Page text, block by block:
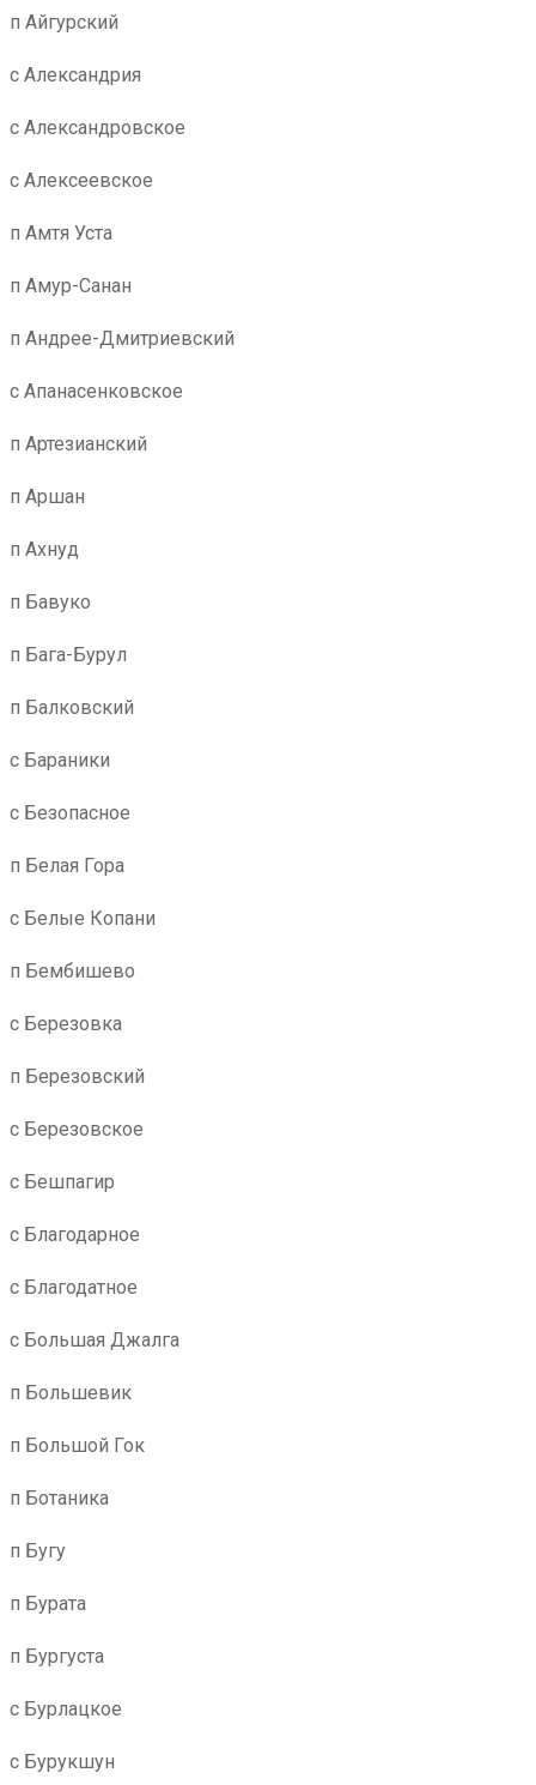
п Айгурский
с Александрия
с Александровское
с Алексеевское
п Амтя Уста
п Амур-Санан
п Андрее-Дмитриевский
с Апанасенковское
п Артезианский
п Аршан
п Ахнуд
п Бавуко
п Бага-Бурул
п Балковский
с Бараники
с Безопасное
п Белая Гора
с Белые Копани
п Бембишево
с Березовка
п Березовский
с Березовское
с Бешпагир
с Благодарное
с Благодатное
с Большая Джалга
п Большевик
п Большой Гок
п Ботаника
п Бугу
п Бурата
п Бургуста
с Бурлацкое
с Бурукшун